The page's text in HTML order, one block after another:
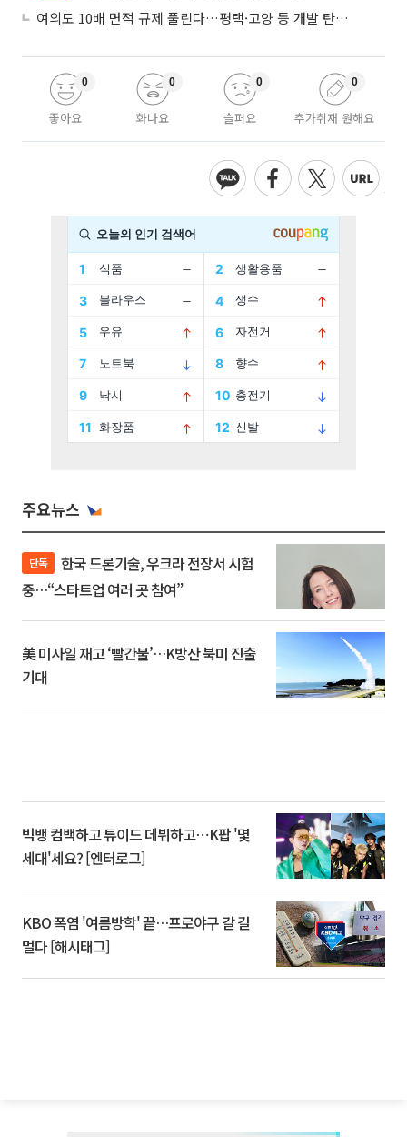
여의도 10배 면적 규제 풀린다…평택·고양 등 개발 탄력 기대
좋아요
0
화나요
0
슬퍼요
0
추가취재 원해요
0
주요뉴스
단독
중…“스타트업 여러 곳 참여”
美 미사일 재고 ‘빨간불’…K방산 북미 진출
기대
빅뱅 컴백하고 튜이드 데뷔하고⋯K팝 '몇
세대'세요? [엔터로그]
KBO 폭염 '여름방학' 끝…프로야구 갈 길
멀다 [해시태그]